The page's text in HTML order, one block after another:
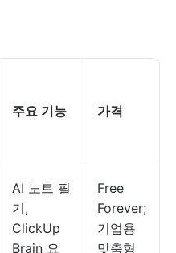
주요 기능 가격
AI 노트 필
기,
ClickUp
Brain 요
Free
Forever;
기업용
맞춤형